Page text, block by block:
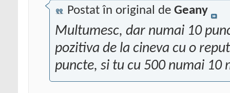
Postat în original de Geany
Multumesc, dar numai 10
pozitiva de la cineva cu o
puncte, si tu cu 500 numai 10